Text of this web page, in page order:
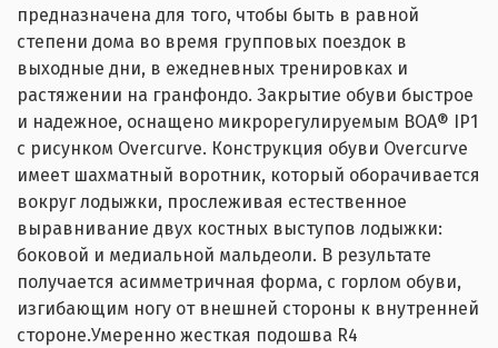
предназначена для того, чтобы быть в равной
степени дома во время групповых поездок в
выходные дни, в ежедневных тренировках и
растяжении на гранфондо. Закрытие обуви быстрое
и надежное, оснащено микрорегулируемым BOA® IP1
с рисунком Overcurve. Конструкция обуви Overcurve
имеет шахматный воротник, который оборачивается
вокруг лодыжки, прослеживая естественное
выравнивание двух костных выступов лодыжки:
боковой и медиальной мальдеоли. В результате
получается асимметричная форма, с горлом обуви,
изгибающим ногу от внешней стороны к внутренней
стороне.Умеренно жесткая подошва R4